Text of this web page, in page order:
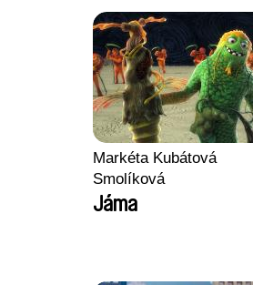
Markéta Kubátová
Smolíková
Jáma